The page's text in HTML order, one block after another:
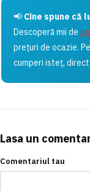
📢 Cine spune că
Descoperă mii de
prețuri de ocazie. Pe
cumperi isteț,
Lasa un
Comentariul tau